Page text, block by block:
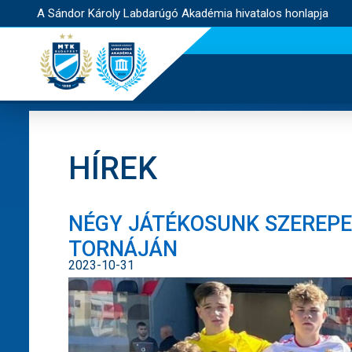
A Sándor Károly Labdarúgó Akadémia hivatalos honlapja
HÍREK
NÉGY JÁTÉKOSUNK
TORNÁJÁN
2023-10-31